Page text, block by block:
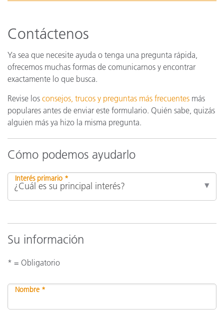
Contáctenos
Ya sea que necesite ayuda o tenga una pregunta rápida,
ofrecemos muchas formas de comunicarnos y encontrar
exactamente lo que busca.
Revise los consejos, trucos y preguntas más frecuentes más
populares antes de enviar este formulario. Quién sabe, quizás
alguien más ya hizo la misma pregunta.
Cómo podemos ayudarlo
Interés primario *
Su información
* = Obligatorio
Nombre *